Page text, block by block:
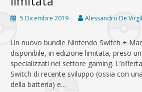
5 Dicembre 2019 Alessandro De
Un nuovo bundle Nintendo Switch +
disponibile, in edizione limitata, preso
specializzati nel settore gaming.
Switch di recente sviluppo (ossia con
della batteria) e…